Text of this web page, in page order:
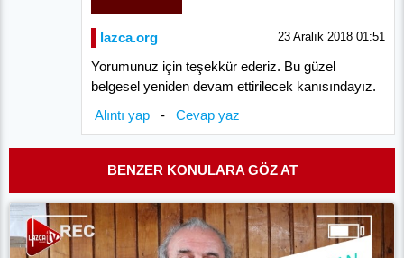
lazca.org 23 Aralık 2018 01:51
Yorumunuz için teşekkür ederiz. Bu güzel
belgesel yeniden devam ettirilecek kanısındayız.
Alıntı yap - Cevap yaz
BENZER KONULARA GÖZ AT